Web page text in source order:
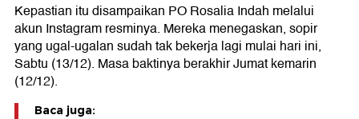
Kepastian itu disampaikan PO Rosalia Indah melalui
akun Instagram resminya. Mereka menegaskan, sopir
yang ugal-ugalan sudah tak bekerja lagi mulai hari ini,
Sabtu (13/12). Masa baktinya berakhir Jumat kemarin
(12/12).
Baca juga: